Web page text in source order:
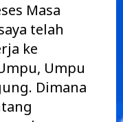
Masa
telah
ke
Umpu
Dimana